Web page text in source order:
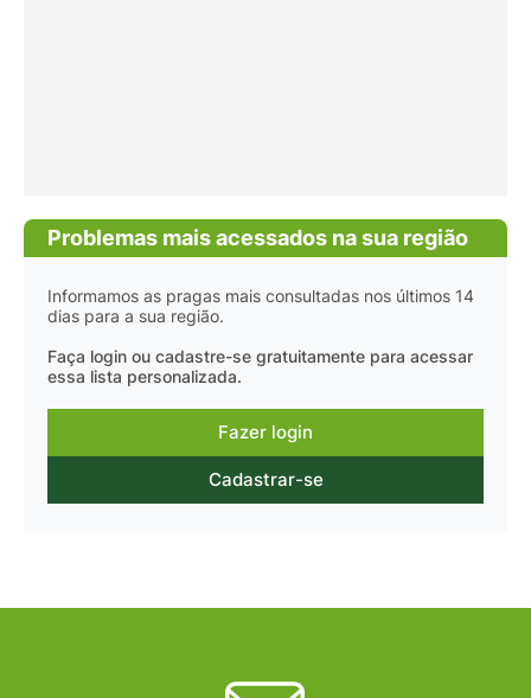
Problemas mais acessados na sua região
Informamos as pragas mais consultadas nos últimos 14
dias para a sua região.
Faça login ou cadastre-se gratuitamente para acessar
essa lista personalizada.
Fazer login
Cadastrar-se